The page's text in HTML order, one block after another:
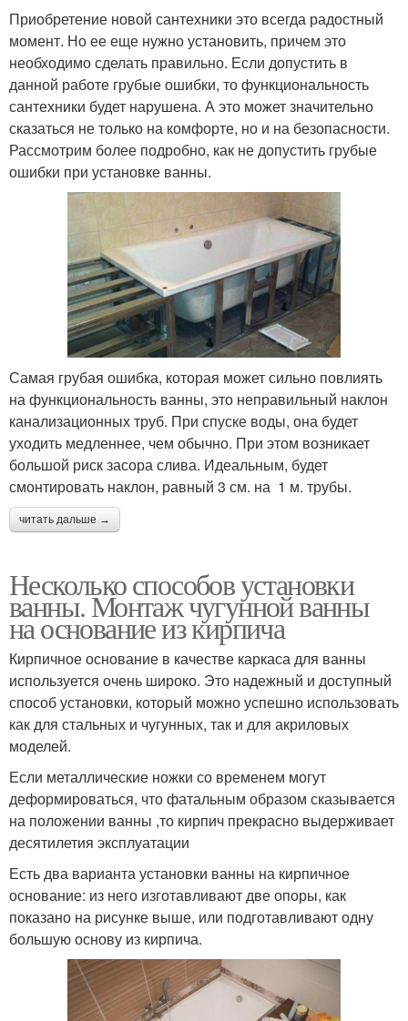
Приобретение новой сантехники это всегда радостный
момент. Но ее еще нужно установить, причем это
необходимо сделать правильно. Если допустить в
данной работе грубые ошибки, то функциональность
сантехники будет нарушена. А это может значительно
сказаться не только на комфорте, но и на безопасности.
Рассмотрим более подробно, как не допустить грубые
ошибки при установке ванны.
Самая грубая ошибка, которая может сильно повлиять
на функциональность ванны, это неправильный наклон
канализационных труб. При спуске воды, она будет
уходить медленнее, чем обычно. При этом возникает
большой риск засора слива. Идеальным, будет
смонтировать наклон, равный 3 см. на 1 м. трубы.
читать дальше →
Несколько способов установки
ванны. Монтаж чугунной ванны
на основание из кирпича
Кирпичное основание в качестве каркаса для ванны
используется очень широко. Это надежный и доступный
способ установки, который можно успешно использовать
как для стальных и чугунных, так и для акриловых
моделей.
Если металлические ножки со временем могут
деформироваться, что фатальным образом сказывается
на положении ванны ,то кирпич прекрасно выдерживает
десятилетия эксплуатации
Есть два варианта установки ванны на кирпичное
основание: из него изготавливают две опоры, как
показано на рисунке выше, или подготавливают одну
большую основу из кирпича.